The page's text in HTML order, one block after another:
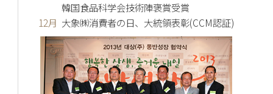
韓国食品科学会技術陣褒賞受賞
12月 大象㈱消費者の日、大統領表彰(CCM認証)